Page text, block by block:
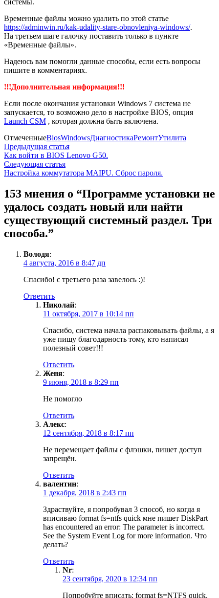
Временные файлы можно удалить по этой статье
https://adminwin.ru/kak-udality-stare-obnovleniya-windows/.
На третьем шаге галочку поставить только в пункте
«Временные файлы».
Надеюсь вам помогли данные способы, если есть вопросы
пишите в комментариях.
!!!Дополнительная информация!!!
Если после окончания установки Windows 7 система не
запускается, то возможно дело в настройке BIOS, опция
Launch CSM , которая должна быть включена.
ОтмеченныеBiosWindowsДиагностикаРемонтУтилита
Навигация
по
записям
Предыдущая статьяПредыдущая
статья:
Как войти в BIOS Lenovo G50.
Следующая статьяСледующая
статья:
Настройка коммутатора MAIPU. Сброс пароля.
153 мнения о “Программе установки не
удалось создать новый или найти
существующий системный раздел. Три
способа.”
Володя:
4 августа, 2016 в 8:47 дп
Спасибо! с третьего раза завелось :)!
Ответить
Николай:
11 октября, 2017 в 10:14 пп
Спасибо, система начала распаковывать файлы, а я
уже пишу благодарность тому, кто написал
полезный совет!!!
Ответить
Женя:
9 июня, 2018 в 8:29 пп
Не помогло
Ответить
Алекс:
12 сентября, 2018 в 8:17 пп
Не перемещает файлы с флэшки, пишет доступ
запрещён.
Ответить
валентин:
1 декабря, 2018 в 2:43 пп
Здраствуйте, я попробувал 3 способ, но когда я
вписиваю format fs=ntfs quick мне пишет DiskPart
has encountered an error: The parameter is incorrect.
See the System Event Log for more information. Что
делать?
Ответить
Nr:
23 сентября, 2020 в 12:34 пп
Попробуйте вписать: format fs=NTFS quick.